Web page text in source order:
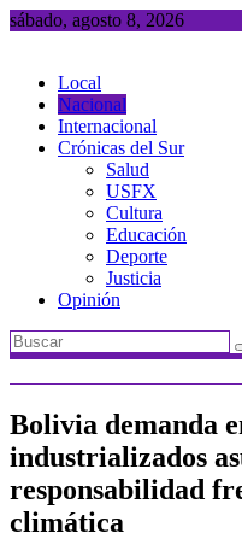
Saltar
sábado, agosto 8, 2026
Local
Nacional
Internacional
Crónicas del Sur
Salud
USFX
Cultura
Educación
Deporte
Justicia
Opinión
Bolivia demanda
industrializados
responsabilidad
climática